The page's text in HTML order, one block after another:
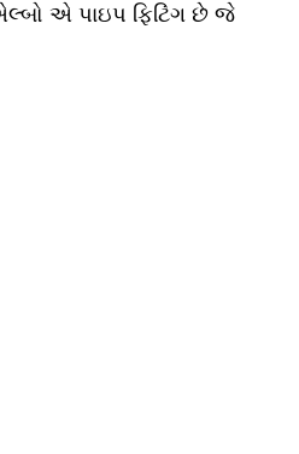
એ પાઇપ ફિટિંગ છે જે